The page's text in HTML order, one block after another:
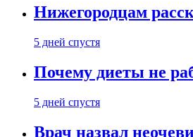
Нижегородцам
5 дней спустя
Почему диеты не
5 дней спустя
Врач назвал